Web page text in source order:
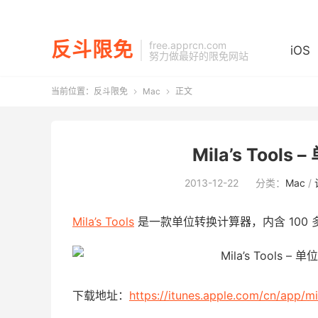
反斗限免
free.apprcn.com
努力做最好的限免网站
iOS
当前位置： 反斗限免  Mac  正文
Mila’s Tools –
2013-12-22 分类： Mac /
Mila’s Tools 是一款单位转换计算器，内含 100
下载地址： https://itunes.apple.com/cn/app/